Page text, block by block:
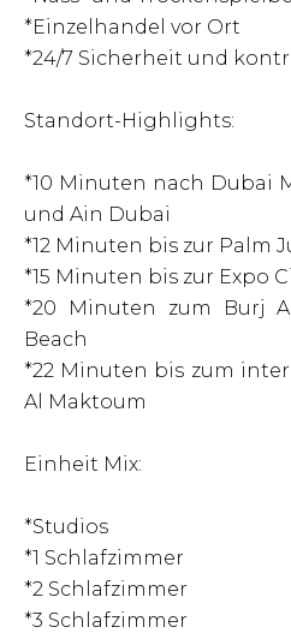
*Einzelhandel vor Ort
*24/7 Sicherheit und
Standort-Highlights:
*10 Minuten nach Dubai
und Ain Dubai
*12 Minuten bis zur Palm
*15 Minuten bis zur Expo
*20 Minuten zum Burj
Beach
*22 Minuten bis zum
Al Maktoum
Einheit Mix:
*Studios
*1 Schlafzimmer
*2 Schlafzimmer
*3 Schlafzimmer